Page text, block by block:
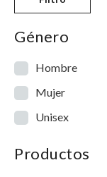
Género
Hombre
Mujer
Unisex
Productos